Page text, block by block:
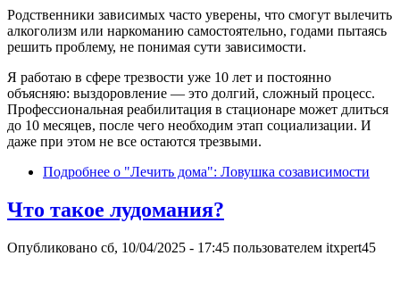
Родственники зависимых часто уверены, что смогут вылечить
алкоголизм или наркоманию самостоятельно, годами пытаясь
решить проблему, не понимая сути зависимости.
Я работаю в сфере трезвости уже 10 лет и постоянно
объясняю: выздоровление — это долгий, сложный процесс.
Профессиональная реабилитация в стационаре может длиться
до 10 месяцев, после чего необходим этап социализации. И
даже при этом не все остаются трезвыми.
Подробнее о "Лечить дома": Ловушка созависимости
Что такое лудомания?
Опубликовано сб, 10/04/2025 - 17:45 пользователем itxpert45